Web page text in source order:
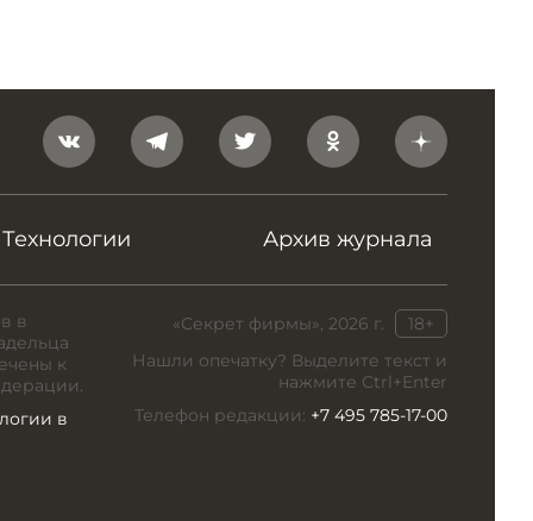
Технологии Архив журнала
«Секрет фирмы», 2026 г.
18+
Нашли опечатку? Выделите текст и
нажмите Ctrl+Enter
Телефон редакции: +7 495 785-17-00
в
к
в